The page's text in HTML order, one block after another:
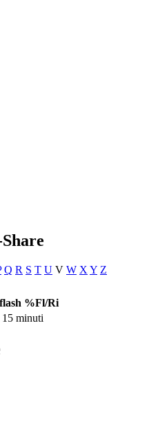
Q R S T U V W X Y Z
%Fl/Ri
minuti